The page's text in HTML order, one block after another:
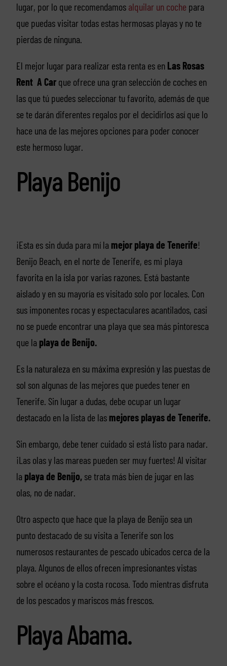
lugar, por lo que recomendamos alquilar un coche para
que puedas visitar todas estas hermosas playas y no te
pierdas de ninguna.
El mejor lugar para realizar esta renta es en Las Rosas
Rent A Carque ofrece una gran selección de coches en
las que tú puedes seleccionar tu favorito, además de que
se te darán diferentes regalos por el decidirlos así que lo
hace una de las mejores opciones para poder conocer
este hermoso lugar.
Playa Benijo
¡Esta es sin duda para mí la mejor playa de Tenerife!
Benijo Beach, en el norte de Tenerife, es mi playa
favorita en la isla por varias razones. Está bastante
aislado y en su mayoría es visitado solo por locales. Con
sus imponentes rocas y espectaculares acantilados, casi
no se puede encontrar una playa que sea más pintoresca
que la playa de Benijo.
Es la naturaleza en su máxima expresión y las puestas de
sol son algunas de las mejores que puedes tener en
Tenerife. Sin lugar a dudas, debe ocupar un lugar
destacado en la lista de las mejores playas de Tenerife.
Sin embargo, debe tener cuidado si está listo para nadar.
¡Las olas y las mareas pueden ser muy fuertes! Al visitar
la playa de Benijo,se trata más bien de jugar en las
olas, no de nadar.
Otro aspecto que hace que la playa de Benijo sea un
punto destacado de su visita a Tenerife son los
numerosos restaurantes de pescado ubicados cerca de la
playa. Algunos de ellos ofrecen impresionantes vistas
sobre el océano y la costa rocosa. Todo mientras disfruta
de los pescados y mariscos más frescos.
Playa Abama.